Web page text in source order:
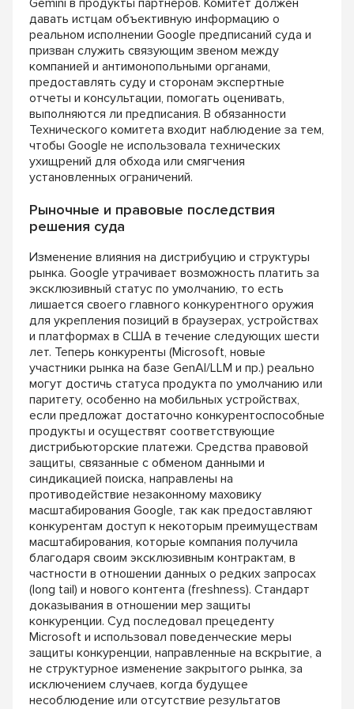
Gemini в продукты партнеров. Комитет должен
давать истцам объективную информацию о
реальном исполнении Google предписаний суда и
призван служить связующим звеном между
компанией и антимонопольными органами,
предоставлять суду и сторонам экспертные
отчеты и консультации, помогать оценивать,
выполняются ли предписания. В обязанности
Технического комитета входит наблюдение за тем,
чтобы Google не использовала технических
ухищрений для обхода или смягчения
установленных ограничений.
Рыночные и правовые последствия
решения суда
Изменение влияния на дистрибуцию и структуры
рынка. Google утрачивает возможность платить за
эксклюзивный статус по умолчанию, то есть
лишается своего главного конкурентного оружия
для укрепления позиций в браузерах, устройствах
и платформах в США в течение следующих шести
лет. Теперь конкуренты (Microsoft, новые
участники рынка на базе GenAI/LLM и пр.) реально
могут достичь статуса продукта по умолчанию или
паритету, особенно на мобильных устройствах,
если предложат достаточно конкурентоспособные
продукты и осуществят соответствующие
дистрибьюторские платежи. Средства правовой
защиты, связанные с обменом данными и
синдикацией поиска, направлены на
противодействие незаконному маховику
масштабирования Google, так как предоставляют
конкурентам доступ к некоторым преимуществам
масштабирования, которые компания получила
благодаря своим эксклюзивным контрактам, в
частности в отношении данных о редких запросах
(long tail) и нового контента (freshness). Стандарт
доказывания в отношении мер защиты
конкуренции. Суд последовал прецеденту
Microsoft и использовал поведенческие меры
защиты конкуренции, направленные на вскрытие, а
не структурное изменение закрытого рынка, за
исключением случаев, когда будущее
несоблюдение или отсутствие результатов